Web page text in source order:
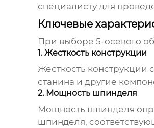
специалисту для
Ключевые
При выборе 5-осевого
1. Жесткость конструкции
Жесткость конструкции
станина и другие
2. Мощность шпинделя
Мощность шпинделя
шпинделя,